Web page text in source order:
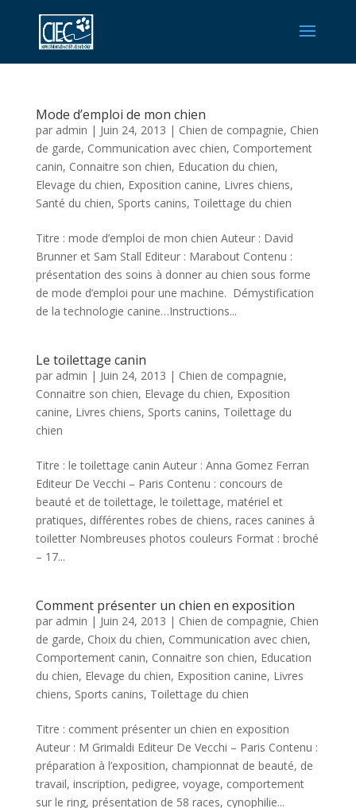
Mode d’emploi de mon chien
par admin | Juin 24, 2013 | Chien de compagnie, Chien
de garde, Communication avec chien, Comportement
canin, Connaitre son chien, Education du chien,
Elevage du chien, Exposition canine, Livres chiens,
Santé du chien, Sports canins, Toilettage du chien
Titre : mode d’emploi de mon chien Auteur : David
Brunner et Sam Stall Editeur : Marabout Contenu :
présentation des soins à donner au chien sous forme
de mode d’emploi pour une machine. Démystification
de la technologie canine…Instructions...
Le toilettage canin
par admin | Juin 24, 2013 | Chien de compagnie,
Connaitre son chien, Elevage du chien, Exposition
canine, Livres chiens, Sports canins, Toilettage du
chien
Titre : le toilettage canin Auteur : Anna Gomez Ferran
Editeur De Vecchi – Paris Contenu : concours de
beauté et de toilettage, le toilettage, matériel et
pratiques, différentes robes de chiens, races canines à
toiletter Nombreuses photos couleurs Format : broché
– 17...
Comment présenter un chien en exposition
par admin | Juin 24, 2013 | Chien de compagnie, Chien
de garde, Choix du chien, Communication avec chien,
Comportement canin, Connaitre son chien, Education
du chien, Elevage du chien, Exposition canine, Livres
chiens, Sports canins, Toilettage du chien
Titre : comment présenter un chien en exposition
Auteur : M Grimaldi Editeur De Vecchi – Paris Contenu :
préparation à l’exposition, championnat de beauté, de
travail, inscription, pedigree, voyage, comportement
sur le ring, présentation de 58 races, cynophilie...